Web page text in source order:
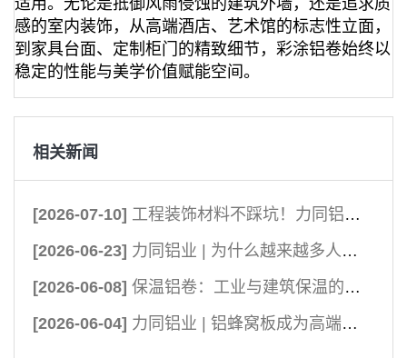
适用。无论是抵御风雨侵蚀的建筑外墙，还是追求质
感的室内装饰，从高端酒店、艺术馆的标志性立面，
到家具台面、定制柜门的精致细节，彩涂铝卷始终以
稳定的性能与美学价值赋能空间。
相关新闻
[2026-07-10] 工程装饰材料不踩坑！力同铝业彩涂铝卷，品质拉满更耐用
[2026-06-23] 力同铝业 | 为什么越来越多人选择全铝家居？
[2026-06-08] 保温铝卷：工业与建筑保温的核心担当
[2026-06-04] 力同铝业 | 铝蜂窝板成为高端建筑外墙的优选